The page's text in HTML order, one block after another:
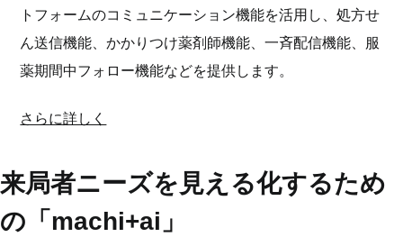
トフォームのコミュニケーション機能を活用し、処方せ
ん送信機能、かかりつけ薬剤師機能、一斉配信機能、服
薬期間中フォロー機能などを提供します。
さらに詳しく
来局者ニーズを見える化するため
の「machi+ai」